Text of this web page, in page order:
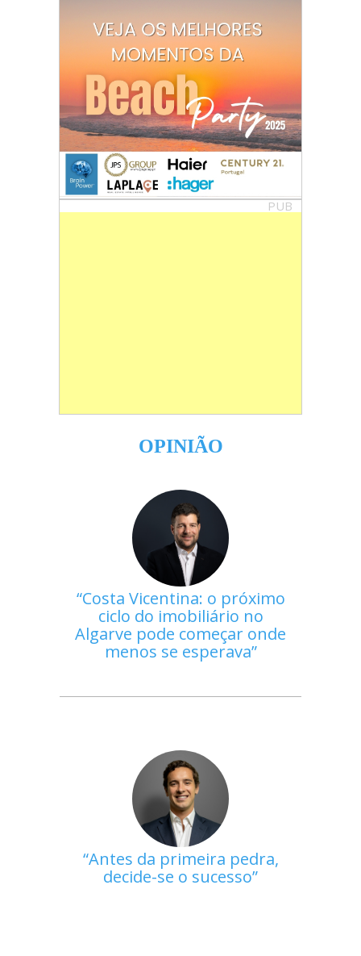
PUB
OPINIÃO
Costa Vicentina: o próximo
ciclo do imobiliário no
Algarve pode começar onde
menos se esperava
Antes da primeira pedra,
decide-se o sucesso